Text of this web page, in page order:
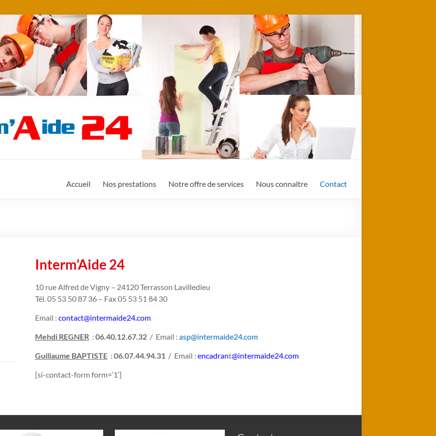
Accueil Nos prestations Notre offre de services Nous connaître Contact
Interm’Aide 24
10 rue Alfred de Vigny – 24120 Terrasson Lavilledieu
Tél. 05 53 50 87 36 – Fax 05 53 51 84 30
Email : contact@intermaide24.com
Mehdi REGNER : 06.40.12.67.32/ Email : asp@intermaide24.com
Guillaume BAPTISTE: 06.07.44.94.31 / Email : encadrant@intermaide24.com
[si-contact-form form=’1′]